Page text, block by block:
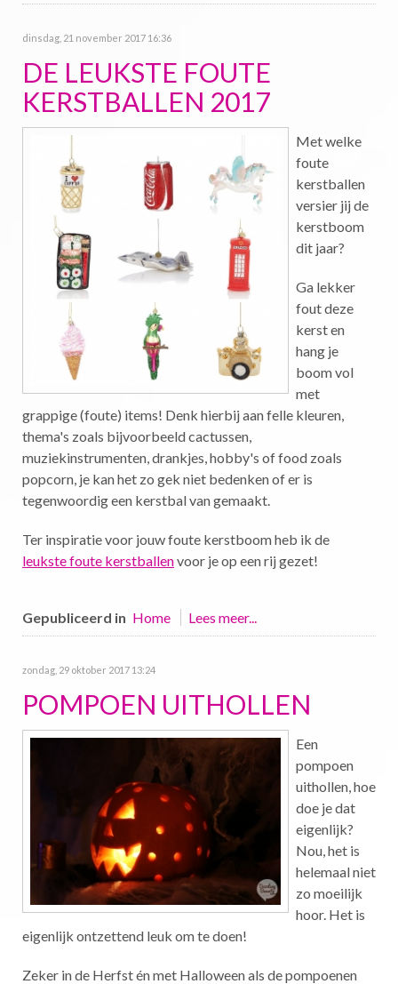
dinsdag, 21 november 2017 16:36
DE LEUKSTE FOUTE
KERSTBALLEN 2017
Met welke
foute
kerstballen
versier jij de
kerstboom
dit jaar?
Ga lekker
fout deze
kerst en
hang je
boom vol
met
grappige (foute) items! Denk hierbij aan felle kleuren,
thema's zoals bijvoorbeeld cactussen,
muziekinstrumenten, drankjes, hobby's of food zoals
popcorn, je kan het zo gek niet bedenken of er is
tegenwoordig een kerstbal van gemaakt.
Ter inspiratie voor jouw foute kerstboom heb ik de
leukste foute kerstballenvoor je op een rij gezet!
Gepubliceerd in Home Lees meer...
zondag, 29 oktober 2017 13:24
POMPOEN UITHOLLEN
Een
pompoen
uithollen, hoe
doe je dat
eigenlijk?
Nou, het is
helemaal niet
zo moeilijk
hoor. Het is
eigenlijk ontzettend leuk om te doen!
Zeker in de Herfst én met Halloween als de pompoenen